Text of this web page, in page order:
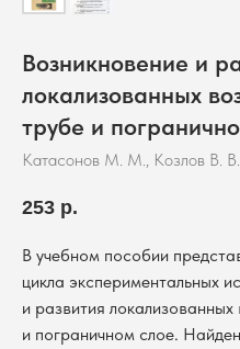
Возникновение и
локализованных
трубе и
Катасонов М. М., Козлов В.
253 р.
В учебном пособии
цикла экспериментальных
и развития
и пограничном слое.